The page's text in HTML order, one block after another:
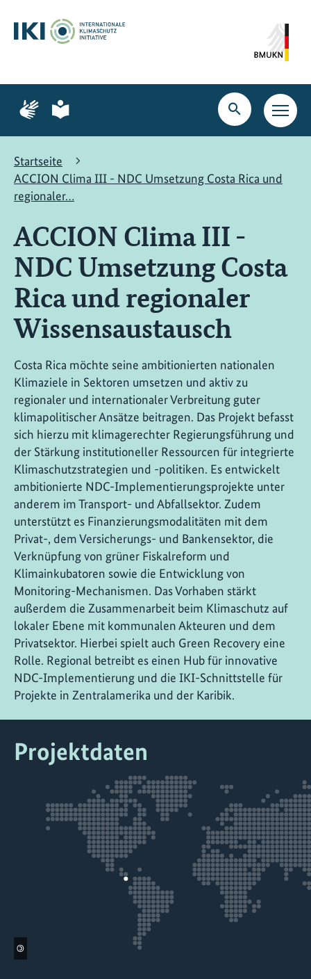
Hauptinhalt
springen
Suche
springen
Hauptnavigation
springen
Zur
Seite
Gebärdensprache
Zur
Seite
leichte
Suche
öffnen
Startseite
ACCION Clima III - NDC Umsetzung Costa Rica und
regionaler…
ACCION Clima III -
NDC Umsetzung Costa
Rica und regionaler
Wissensaustausch
Costa Rica möchte seine ambitionierten nationalen
Klimaziele in Sektoren umsetzen und aktiv zu
regionaler und internationaler Verbreitung guter
klimapolitischer Ansätze beitragen. Das Projekt befasst
sich hierzu mit klimagerechter Regierungsführung und
der Stärkung institutioneller Ressourcen für integrierte
Klimaschutzstrategien und -politiken. Es entwickelt
ambitionierte NDC-Implementierungsprojekte unter
anderem im Transport- und Abfallsektor. Zudem
unterstützt es Finanzierungsmodalitäten mit dem
Privat-, dem Versicherungs- und Bankensektor, die
Verknüpfung von grüner Fiskalreform und
Klimainkubatoren sowie die Entwicklung von
Monitoring-Mechanismen. Das Vorhaben stärkt
außerdem die Zusammenarbeit beim Klimaschutz auf
lokaler Ebene mit kommunalen Akteuren und dem
Privatsektor. Hierbei spielt auch Green Recovery eine
Rolle. Regional betreibt es einen Hub für innovative
NDC-Implementierung und die IKI-Schnittstelle für
Projekte in Zentralamerika und der Karibik.
Projektdaten
©